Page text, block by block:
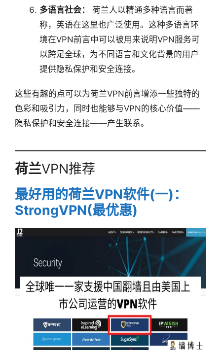
多语言社会：
荷兰人以精通多种语言而著
称，英语在这里也广泛使用。这种多语言环
境在VPN前言中可以被用来说明VPN服务可
以跨足全球，为不同语言和文化背景的用户
提供隐私保护和安全连接。
这些有趣的点可以为荷兰VPN前言增添一些独特的
色彩和吸引力，同时也能够与VPN的核心价值——
隐私保护和安全连接——产生联系。
荷兰VPN推荐
最好用的荷兰VPN软件(一)：
StrongVPN(最优惠)